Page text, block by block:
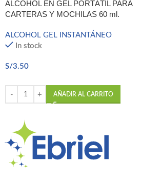
ALCOHOL EN GEL PORTÁTIL PARA
CARTERAS Y MOCHILAS 60 ml.
ALCOHOL GEL INSTANTÁNEO
In stock
S/3.50
AÑADIR AL CARRITO